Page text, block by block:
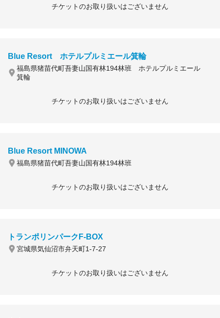
チケットのお取り扱いはございません
Blue Resort ホテルプルミエール箕輪
福島県猪苗代町吾妻山国有林194林班 ホテルプルミエール
箕輪
チケットのお取り扱いはございません
Blue Resort MINOWA
福島県猪苗代町吾妻山国有林194林班
チケットのお取り扱いはございません
トランポリンパークF-BOX
宮城県気仙沼市弁天町1-7-27
チケットのお取り扱いはございません